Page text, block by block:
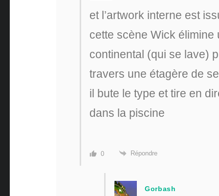
et l’artwork interne est
cette scène Wick
continental (qui se lave)
travers une étagère de
il bute le type et tire en
dans la piscine
0 Répondre
Gorbash